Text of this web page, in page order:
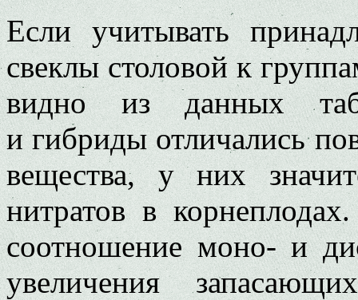
Если учитывать
свеклы столовой к
видно из данных
и гибриды отличались
вещества, у них
нитратов в
соотношение моно- и
увеличения